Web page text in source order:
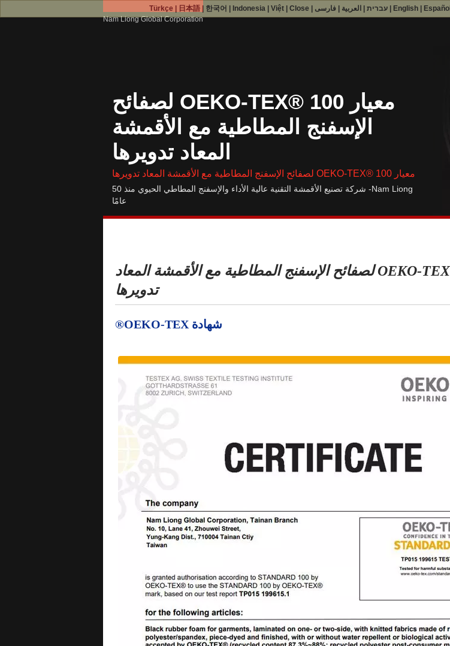
Nam Liong Global Corporation
معيار OEKO-TEX® 100 لصفائح
الإسفنج المطاطية مع الأقمشة
المعاد تدويرها
معيار OEKO-TEX® 100 لصفائح الإسفنج المطاطية مع الأقمشة المعاد تدويرها
Nam Liong- شركة تصنيع الأقمشة التقنية عالية الأداء والإسفنج المطاطي الحيوي منذ 50
عامًا
معيار OEKO-TEX® 100 لصفائح الإسفنج المطاطية مع الأقمشة المعاد
تدويرها
شهادة OEKO-TEX®
English Español עברית| العربية فارسی Türkçe 日本語 한국어 Indonesia |Việt |Close